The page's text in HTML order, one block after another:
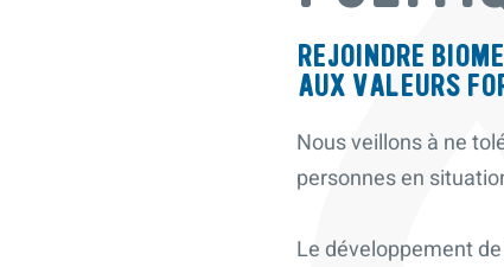
REJOINDRE
AUX VALEURS
Nous veillons à ne
personnes en
Le développement